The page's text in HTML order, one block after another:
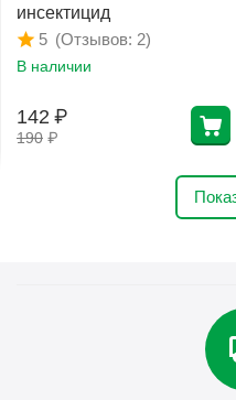
инсектицид
(Отзывов: 2)
5
В наличии
190 ₽
142 ₽